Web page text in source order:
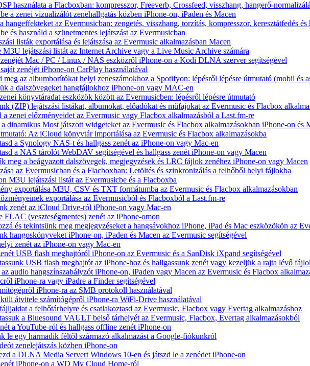
használata a Flacboxban: kompresszor, Freeverb, Crossfeed, visszhang, hangerő-
a zenei vizualizálót zenehallgatás közben iPhone-on, iPaden és Macen
hangeffekteket az Evermusicban: zengetés, visszhang, torzítás, kompresszor, keresztátfedés
és használd a szünetmentes lejátszást az Evermusicban
listák exportálása és lejátszása az Evermusic alkalmazásban Macen
M3U lejátszási listát az Internet Archive vagy a Live Music Archive számára
Mac / PC / Linux / NAS eszközről iPhone-on a Kodi DLNA szerver segítségével
zenéjét iPhone-on CarPlay használatával
meg az albumborítókat helyi zeneszámokhoz a Spotifyon: lépésről lépésre útmutató (mobil és
a dalszövegeket hangfájlokhoz iPhone-on vagy MAC-en
könyvtáradat eszközök között az Evermusicben: lépésről lépésre útmutató
(ZIP) lejátszási listákat, albumokat, előadókat és műfajokat az Evermusic és Flacbox
zenei előzményeidet az Evermusic vagy Flacbox alkalmazásból a Last.fm-re
dinamikus Most játszott widgeteket az Evermusic és Flacbox alkalmazásokban iPhone-on és
Az iCloud könyvtár importálása az Evermusic és Flacbox alkalmazásokba
a Synology NAS-t és hallgass zenét az iPhone-on vagy Mac-en
a NAS tárolót WebDAV segítségével és hallgass zenét iPhone-on vagy Macen
meg a beágyazott dalszövegek, megjegyzések és LRC fájlok zenéhez iPhone-on vagy Macen
az Evermusicban és a Flacboxban: Letöltés és szinkronizálás a felhőből helyi fájlokba
M3U lejátszási listát az Evermusicbe és a Flacboxba
exportálása M3U, CSV és TXT formátumba az Evermusic és Flacbox alkalmazásokban
exportálása az Evermusicból és Flacboxból a Last.fm-re
zenét az iCloud Drive-ról iPhone-on vagy Mac-en
FLAC (veszteségmentes) zenét az iPhone-omon
és tekintsünk meg megjegyzéseket a hangsávokhoz iPhone, iPad és Mac eszközökön az
hangoskönyveket iPhone-on, iPaden és Macen az Evermusic segítségével
zenét az iPhone-on vagy Mac-en
USB flash meghajtóról iPhone-on az Evermusic és a SanDisk iXpand segítségével
USB flash meghajtót az iPhone-hoz és hallgassunk zenét vagy kezeljük a rajta lévő
audio hangszínszabályzót iPhone-on, iPaden vagy Macen az Evermusic és Flacbox
iPhone-ra vagy iPadre a Finder segítségével
iPhone-ra az SMB protokoll használatával
átvitele számítógépről iPhone-ra WiFi-Drive használatával
a felhőtárhelyre és csatlakoztasd az Evermusic, Flacbox vagy Evertag alkalmazáshoz
a Bluesound VAULT belső tárhelyét az Evermusic, Flacbox, Evertag alkalmazásokból
a YouTube-ról és hallgass offline zenét iPhone-on
le egy harmadik féltől származó alkalmazást a Google-fiókunkról
zenelejátszás közben iPhone-on
a DLNA Media Servert Windows 10-en és játszd le a zenédet iPhone-on
iPhone-on a WD My Cloud Home-ról